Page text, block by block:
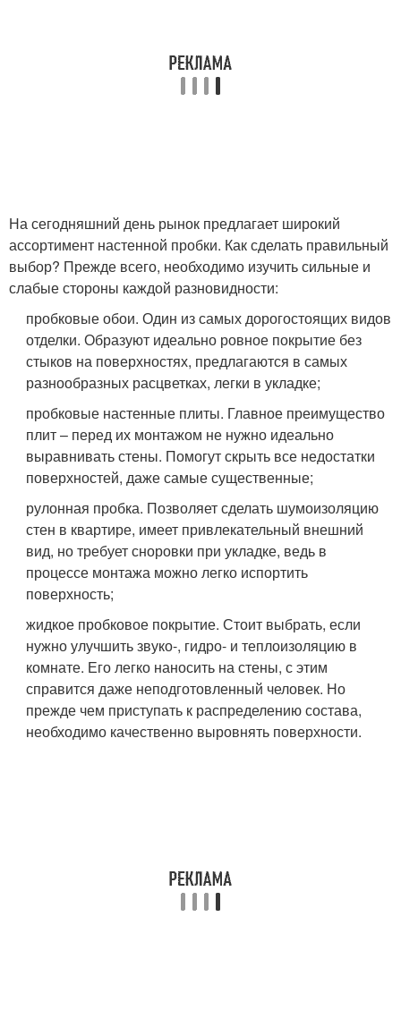
На сегодняшний день рынок предлагает широкий
ассортимент настенной пробки. Как сделать правильный
выбор? Прежде всего, необходимо изучить сильные и
слабые стороны каждой разновидности:
пробковые обои. Один из самых дорогостоящих видов
отделки. Образуют идеально ровное покрытие без
стыков на поверхностях, предлагаются в самых
разнообразных расцветках, легки в укладке;
пробковые настенные плиты. Главное преимущество
плит – перед их монтажом не нужно идеально
выравнивать стены. Помогут скрыть все недостатки
поверхностей, даже самые существенные;
рулонная пробка. Позволяет сделать шумоизоляцию
стен в квартире, имеет привлекательный внешний
вид, но требует сноровки при укладке, ведь в
процессе монтажа можно легко испортить
поверхность;
жидкое пробковое покрытие. Стоит выбрать, если
нужно улучшить звуко-, гидро- и теплоизоляцию в
комнате. Его легко наносить на стены, с этим
справится даже неподготовленный человек. Но
прежде чем приступать к распределению состава,
необходимо качественно выровнять поверхности.